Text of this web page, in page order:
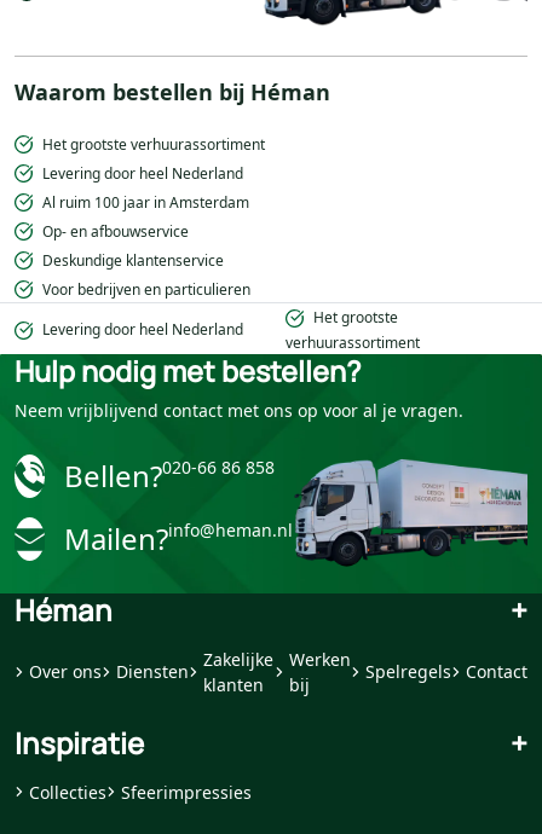
Waarom bestellen bij Héman
Het grootste verhuurassortiment
Levering door heel Nederland
Al ruim 100 jaar in Amsterdam
Op- en afbouwservice
Deskundige klantenservice
Voor bedrijven en particulieren
Levering door heel Nederland
Het grootste
verhuurassortiment
Hulp nodig met bestellen?
Neem vrijblijvend contact met ons op voor al je vragen.
Bellen?020-66 86 858
Mailen?info@heman.nl
Héman +
Over ons Diensten
Zakelijke
klanten
Werken
bij
Spelregels Contact
Inspiratie +
Collecties Sfeerimpressies